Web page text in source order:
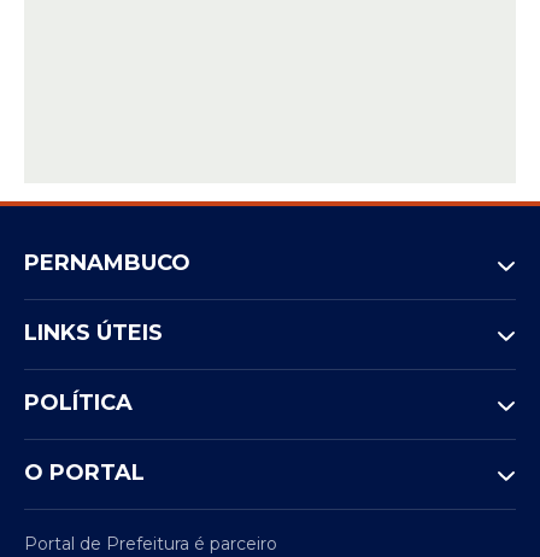
PERNAMBUCO
LINKS ÚTEIS
POLÍTICA
O PORTAL
Portal de Prefeitura é parceiro